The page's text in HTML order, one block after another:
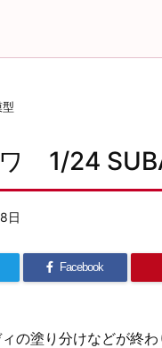
1/24
日
Facebook
の塗り分けなどが終